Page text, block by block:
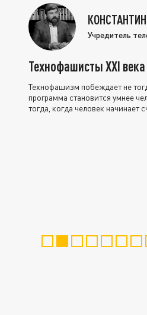
Учредитель
Технофашисты XXI века
Технофашизм побеждает не
программа становится умнее
тогда, когда человек начинает